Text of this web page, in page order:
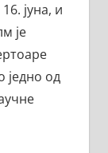
јуна, и
је
једно од